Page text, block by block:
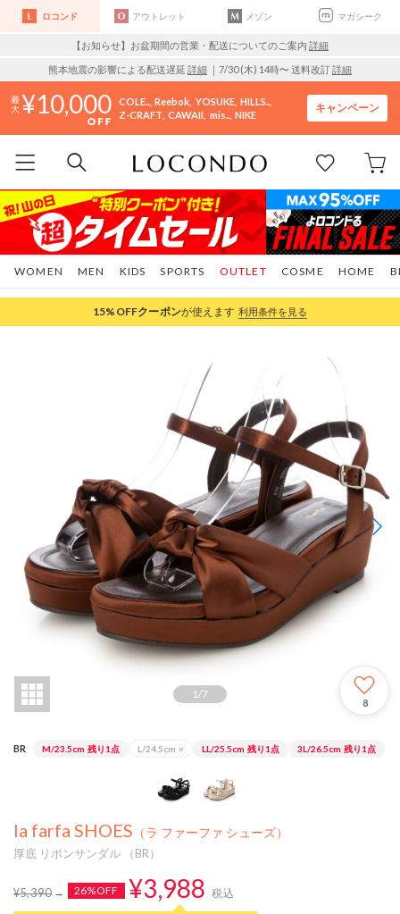
ロコンド アウトレット メゾン マガシーク
【お知らせ】お盆期間の営業・配送についてのご案内 詳細
熊本地震の影響による配送遅延 詳細 ｜7/30 (木) 14時〜 送料改訂詳細
10,000 COLE.. Reebok YOSUKE HILLS..
Z-CRAFT CAWAII mis.. NIKE
キャンペーン
WOMEN MEN KIDS SPORTS COSME HOME
OUTLET
15%OFFクーポンが使えます 利用条件を見る
1 /7
8
BR M/23.5cm 残り1点 L/24.5cm × LL/25.5cm 残り1点 3L/26.5cm 残り1点
la farfa SHOES （ラ ファーファ シューズ）
厚底 リボンサンダル （BR）
¥5,390 26%OFF ¥3,988 税込